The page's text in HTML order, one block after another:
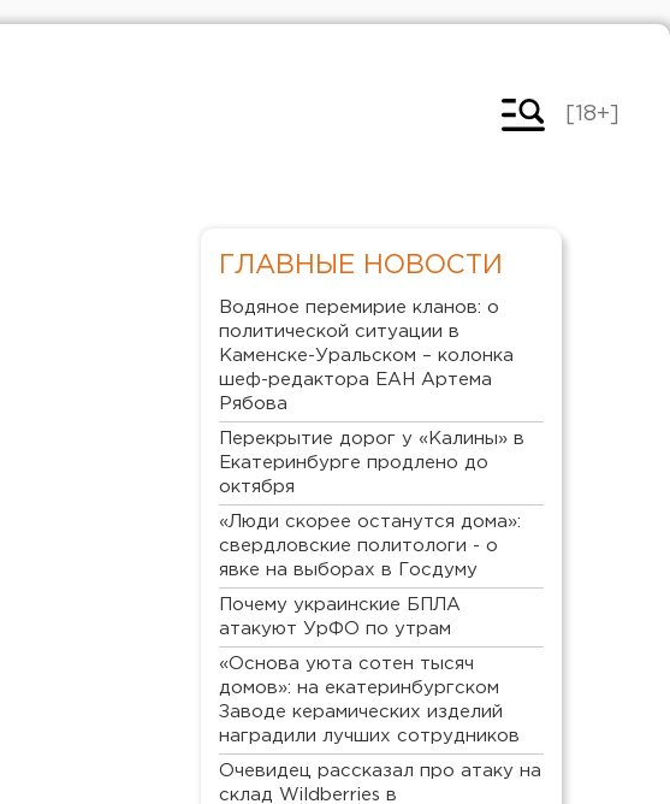
[18+]
ГЛАВНЫЕ НОВОСТИ
Водяное перемирие кланов: о
политической ситуации в
Каменске-Уральском – колонка
шеф-редактора ЕАН Артема
Рябова
Перекрытие дорог у «Калины» в
Екатеринбурге продлено до
октября
«Люди скорее останутся дома»:
свердловские политологи - о
явке на выборах в Госдуму
Почему украинские БПЛА
атакуют УрФО по утрам
«Основа уюта сотен тысяч
домов»: на екатеринбургском
Заводе керамических изделий
наградили лучших сотрудников
Очевидец рассказал про атаку на
склад Wildberries в